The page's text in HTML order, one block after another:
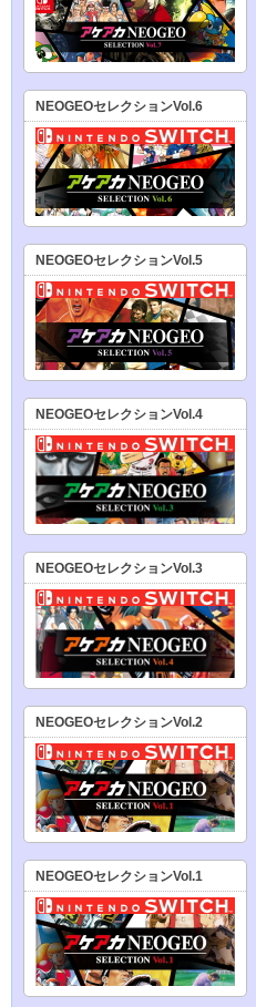
NEOGEOセレクションVol.6
NEOGEOセレクションVol.5
NEOGEOセレクションVol.4
NEOGEOセレクションVol.3
NEOGEOセレクションVol.2
NEOGEOセレクションVol.1